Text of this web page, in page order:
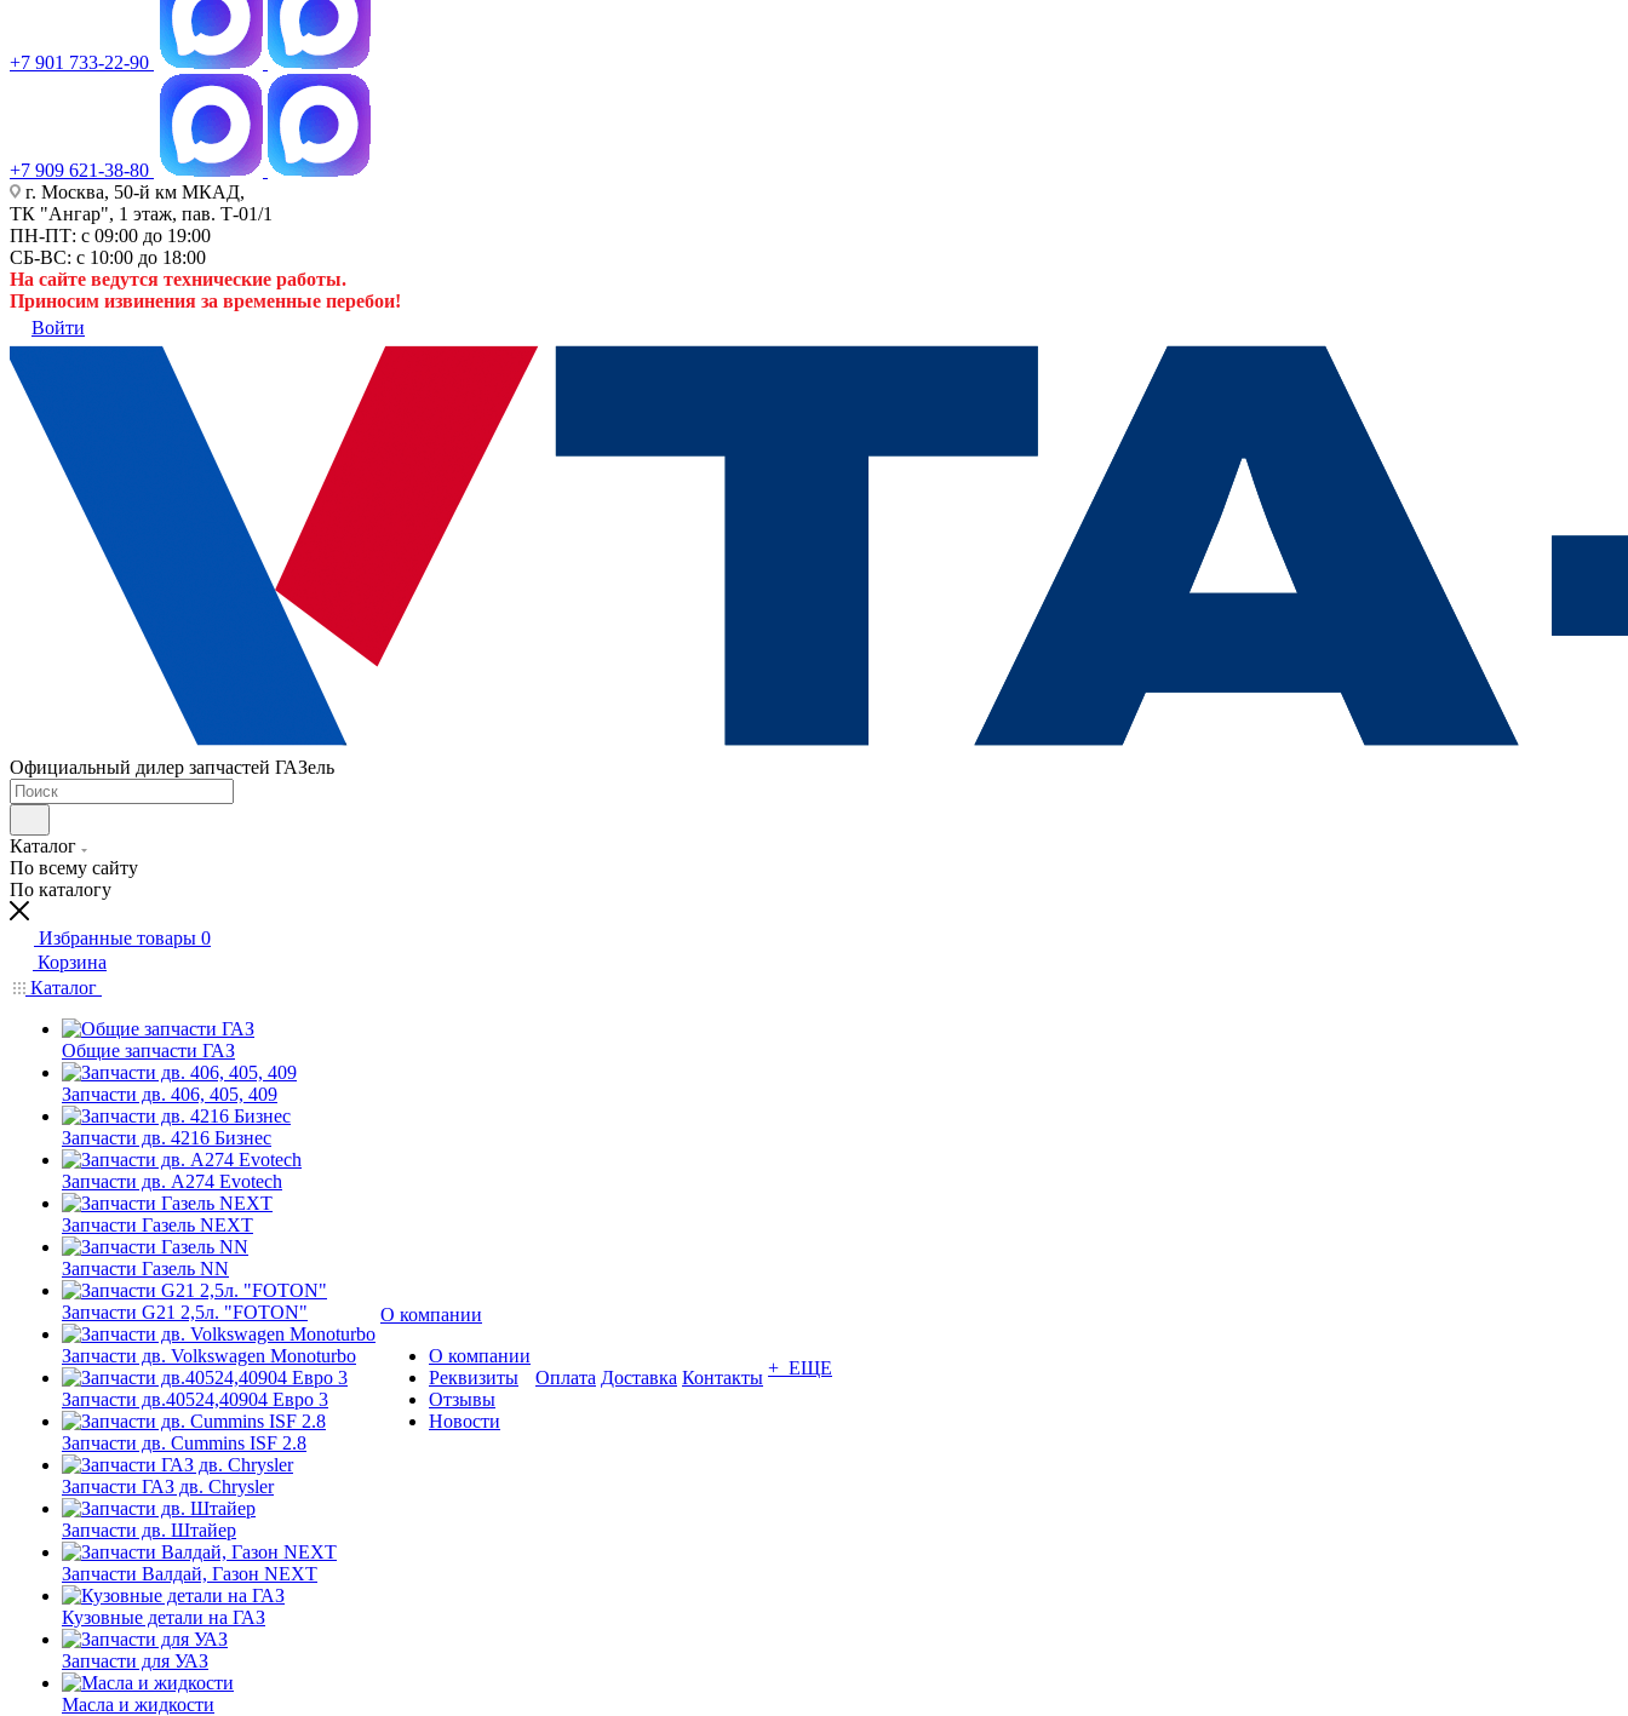
+7 901 733-22-90
+7 909 621-38-80
г. Москва, 50-й км МКАД,
ТК "Ангар", 1 этаж, пав. Т-01/1
ПН-ПТ: с 09:00 до 19:00
СБ-ВС: с 10:00 до 18:00
На сайте ведутся технические работы.
Приносим извинения за временные перебои!
Войти
Официальный дилер запчастей ГАЗель
Каталог
По всему сайту
По каталогу
Избранные товары 0
Корзина
Каталог
Общие запчасти ГАЗ
Запчасти дв. 406, 405, 409
Запчасти дв. 4216 Бизнес
Запчасти дв. A274 Evotech
Запчасти Газель NEXT
Запчасти Газель NN
Запчасти G21 2,5л. "FOTON"
Запчасти дв. Volkswagen Monoturbo
Запчасти дв.40524,40904 Евро 3
Запчасти дв. Cummins ISF 2.8
Запчасти ГАЗ дв. Chrysler
Запчасти дв. Штайер
Запчасти Валдай, Газон NEXT
Кузовные детали на ГАЗ
Запчасти для УАЗ
Масла и жидкости
О компании
О компании
Реквизиты
Отзывы
Новости
Оплата Доставка Контакты + ЕЩЕ